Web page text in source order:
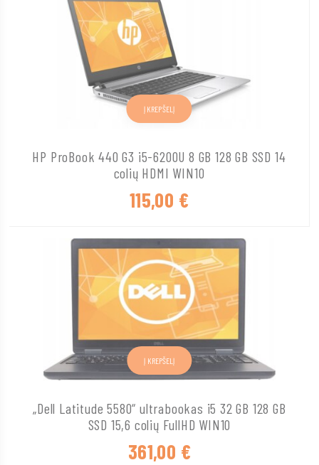
HP ProBook 440 G3 i5-6200U 8 GB 128 GB SSD 14
colių HDMI WIN10
115,00 €
Į KREPŠELĮ
„Dell Latitude 5580“ ultrabookas i5 32 GB 128 GB
SSD 15,6 colių FullHD WIN10
361,00 €
Į KREPŠELĮ